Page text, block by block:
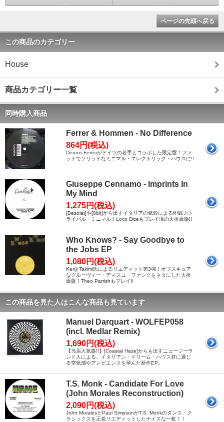
ページの先頭へ戻る
この商品のカテゴリー
House
商品カテゴリー一覧
同時購入商品
Ferrer & Hommen - No Difference
864円(税込)
Dennis Ferrerがドイツの若手とコラボした限定盤！ファ
ットでソリッドなミニマル・エレクトリック・ハウスに!!
Giuseppe Cennamo - Imprints In
My Mind
1,275円(税込)
[Desolat]や[8bit]から出すイタリアの気鋭による即戦力ト
ライバル・ミニマル！Loco Diceもプレイ済の大推薦盤!!
Who Knows? - Say Goodbye to
the Jobs EP
1,080円(税込)
Kenji Takimi氏によるリエディット第3弾！オブスキュア
なグルーヴィー・ディスコ・ファンクをネタにした大推
薦盤！Theo Parrishもプレイ!!
この商品を見た人はこんな商品も見ています
Manuel Darquart - WOLFEP058
(incl. Medlar Remix)
1,690円(税込)
【当店人気盤!!】[Coastal Haze]からも出すニュージーラ
ンド人による、イタリアン・ドリーム・ハウス群に通じ
る空気感やアンビエンスを孕んだ新作EP。
T.S. Monk - Candidate For Love
(John Morales Reconstruction)
2,090円(税込)
John MoralesとPaul SimpsonがT.S. Monkのダンス・ク
ラシックスを正規リエディットしたナイスな一枚！！